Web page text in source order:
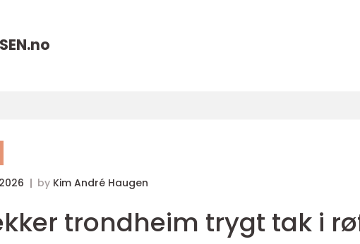
no
by Kim André Haugen
trondheim trygt tak i